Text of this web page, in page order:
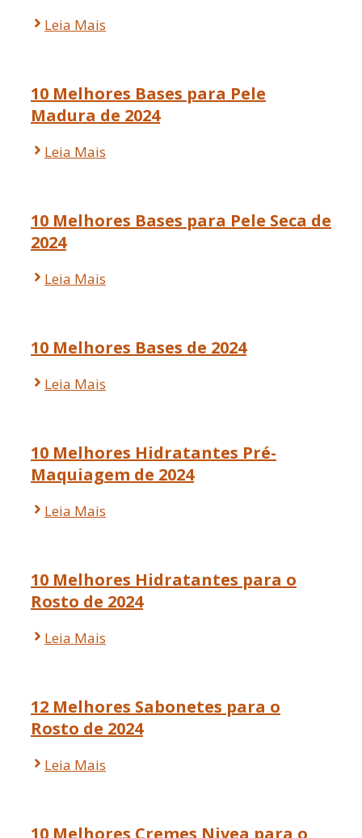
Leia Mais
10 Melhores Bases para Pele
Madura de 2024
Leia Mais
10 Melhores Bases para Pele Seca de
2024
Leia Mais
10 Melhores Bases de 2024
Leia Mais
10 Melhores Hidratantes Pré-
Maquiagem de 2024
Leia Mais
10 Melhores Hidratantes para o
Rosto de 2024
Leia Mais
12 Melhores Sabonetes para o
Rosto de 2024
Leia Mais
10 Melhores Cremes Nivea para o